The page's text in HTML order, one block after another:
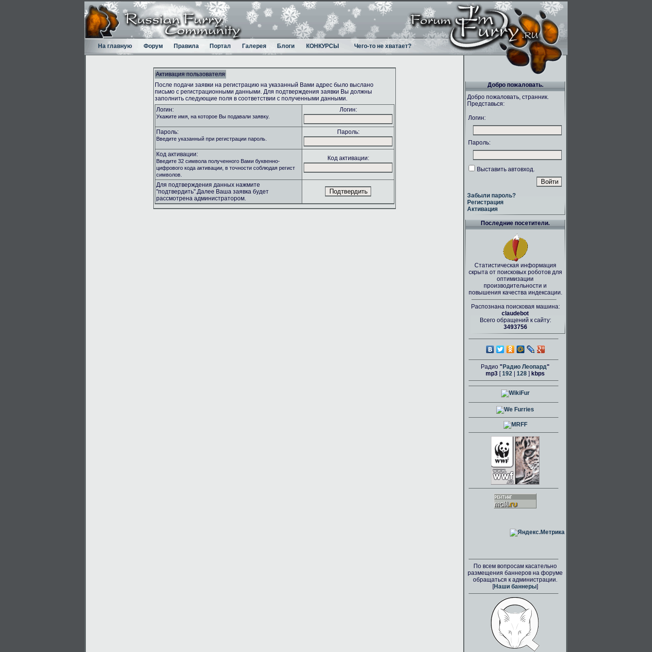
На главную Форум Правила Портал Галерея Блоги КОНКУРСЫ Чего-то не хватает?
Активация пользователя
После подачи заявки на регистрацию на указанный Вами адрес было выслано
письмо с регистрационными данными. Для подтверждения заявки Вы должны
заполнить следующие поля в соответствии с полученными данными.
Логин:
Укажите имя, на которое Вы подавали заявку.
Логин:
Пароль:
Введите указанный при регистрации пароль.
Пароль:
Код активации:
Введите 32 символа полученного Вами буквенно-
цифрового кода активации, в точности соблюдая регист
символов.
Код активации:
Для подтверждения данных нажмите
"подтвердить".Далее Ваша заявка будет
рассмотрена администратором.
Добро пожаловать.
Добро пожаловать, странник.
Представься:
Логин:
Пароль:
Выставить автовход.
Забыли пароль?
Регистрация
Активация
Последние посетители.
Статистическая информация
скрыта от поисковых роботов для
оптимизации
производительности и
повышения качества индексации.
Распознана поисковая машина:
claudebot
Всего обращений к сайту:
3493756
Радио " Радио Леопард"
mp3 [192 128 ] kbps
По всем вопросам касательно
размещения баннеров на форуме
обращаться к администрации.
[Наши баннеры]